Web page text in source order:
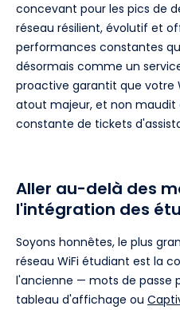
concevant pour les pics de
réseau résilient, évolutif et
performances constantes
désormais comme un
proactive garantit que votre
atout majeur, et non
constante de tickets
Aller au-delà des
l'intégration des
Soyons honnêtes, le plus
réseau WiFi étudiant est la
l'ancienne — mots de passe
tableau d'affichage ou